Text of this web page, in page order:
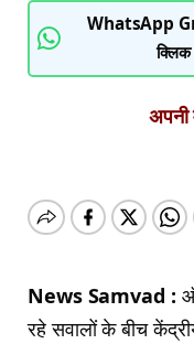
WhatsApp
अपनी
News Samvad :
रहे सवालों के बीच केंद्रीय